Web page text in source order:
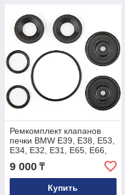
Ремкомплект клапанов
печки BMW E39, E38, E53,
E34, E32, E31, E65, E66,
E60, E61, E63, E64
9 000 ₸
Купить